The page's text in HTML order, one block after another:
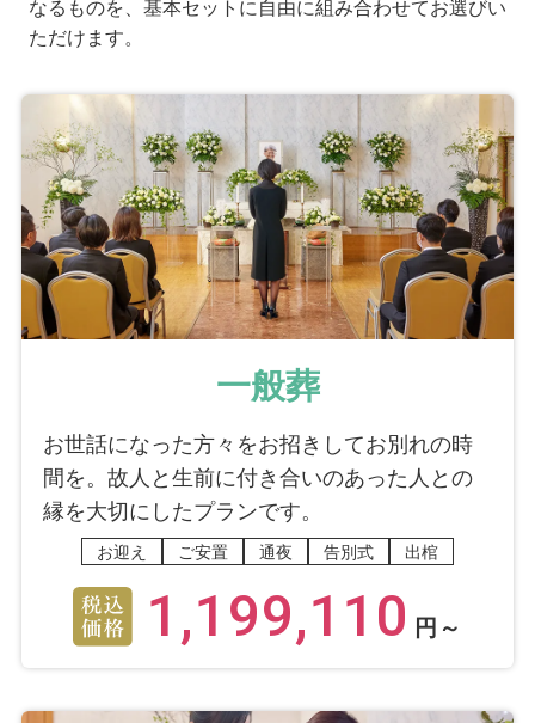
なるものを、基本セットに自由に組み合わせてお選びい
ただけます。
一般葬
お世話になった方々をお招きしてお別れの時
間を。故人と生前に付き合いのあった人との
縁を大切にしたプランです。
お迎え ご安置 通夜 告別式 出棺
1,199,110 円～